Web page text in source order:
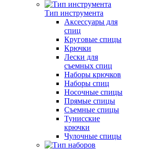
Тип инструмента
Аксессуары для
спиц
Круговые спицы
Крючки
Лески для
съемных спиц
Наборы крючков
Наборы спиц
Носочные спицы
Прямые спицы
Съемные спицы
Тунисские
крючки
Чулочные спицы